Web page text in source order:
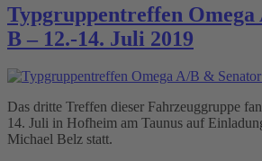
Typgruppentreffen
B – 12.-14. Juli 2019
Das dritte Treffen dieser Fahrzeuggruppe
14. Juli in Hofheim am Taunus auf
Michael Belz statt.